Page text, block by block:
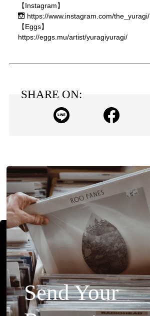
【Instagram】
https://www.instagram.com/the_yuragi/
【Eggs】
https://eggs.mu/artist/yuragiyuragi/
SHARE ON:
Send Your